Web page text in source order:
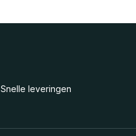
Snelle leveringen